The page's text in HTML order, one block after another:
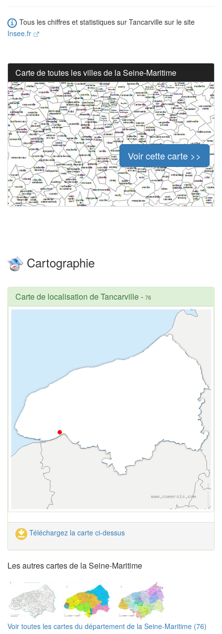
Tous les chiffres et statistiques sur Tancarville sur le site
Insee.fr
Carte de toutes les villes de la Seine-Maritime
Voir cette carte >>
Cartographie
Carte de localisation de Tancarville- 76
Téléchargez la carte ci-dessus
Les autres cartes de la Seine-Maritime
Voir toutes les cartes du département de la Seine-Maritime (76)